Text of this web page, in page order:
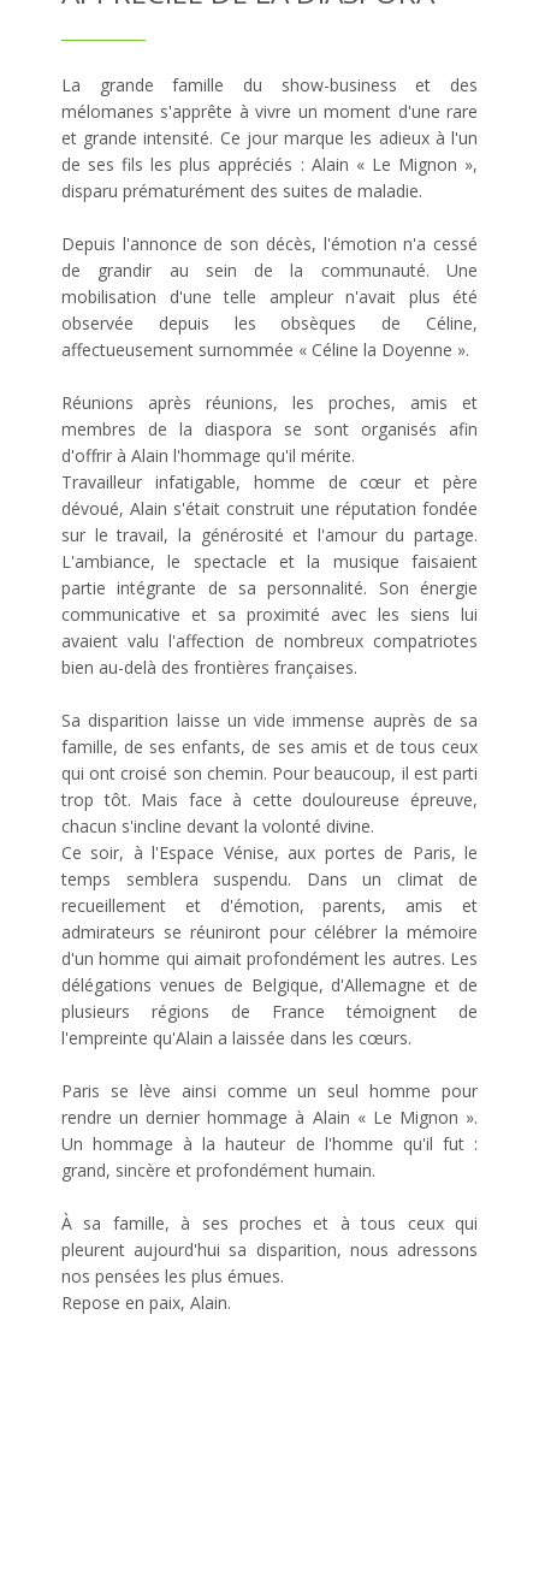
La grande famille du show-business et des
mélomanes s'apprête à vivre un moment d'une rare
et grande intensité. Ce jour marque les adieux à l'un
de ses fils les plus appréciés : Alain « Le Mignon »,
disparu prématurément des suites de maladie.
Depuis l'annonce de son décès, l'émotion n'a cessé
de grandir au sein de la communauté. Une
mobilisation d'une telle ampleur n'avait plus été
observée depuis les obsèques de Céline,
affectueusement surnommée « Céline la Doyenne ».
Réunions après réunions, les proches, amis et
membres de la diaspora se sont organisés afin
d'offrir à Alain l'hommage qu'il mérite.
Travailleur infatigable, homme de cœur et père
dévoué, Alain s'était construit une réputation fondée
sur le travail, la générosité et l'amour du partage.
L'ambiance, le spectacle et la musique faisaient
partie intégrante de sa personnalité. Son énergie
communicative et sa proximité avec les siens lui
avaient valu l'affection de nombreux compatriotes
bien au-delà des frontières françaises.
Sa disparition laisse un vide immense auprès de sa
famille, de ses enfants, de ses amis et de tous ceux
qui ont croisé son chemin. Pour beaucoup, il est parti
trop tôt. Mais face à cette douloureuse épreuve,
chacun s'incline devant la volonté divine.
Ce soir, à l'Espace Vénise, aux portes de Paris, le
temps semblera suspendu. Dans un climat de
recueillement et d'émotion, parents, amis et
admirateurs se réuniront pour célébrer la mémoire
d'un homme qui aimait profondément les autres. Les
délégations venues de Belgique, d'Allemagne et de
plusieurs régions de France témoignent de
l'empreinte qu'Alain a laissée dans les cœurs.
Paris se lève ainsi comme un seul homme pour
rendre un dernier hommage à Alain « Le Mignon ».
Un hommage à la hauteur de l'homme qu'il fut :
grand, sincère et profondément humain.
À sa famille, à ses proches et à tous ceux qui
pleurent aujourd'hui sa disparition, nous adressons
nos pensées les plus émues.
Repose en paix, Alain.